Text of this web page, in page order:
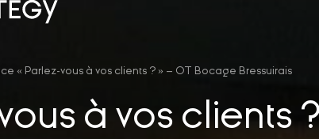
« Parlez-vous à vos clients ? » – OT Bocage Bressuirais
à vos clients